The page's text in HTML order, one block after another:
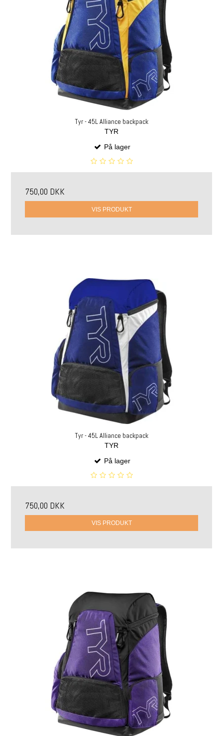
Tyr - 45L Alliance backpack
TYR
På lager
750,00 DKK
VIS PRODUKT
Tyr - 45L Alliance backpack
TYR
På lager
750,00 DKK
VIS PRODUKT